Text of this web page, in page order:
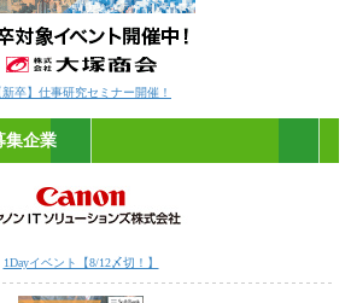
新卒】仕事研究セミナー開催！
集企業
1Dayイベント【8/12〆切！】